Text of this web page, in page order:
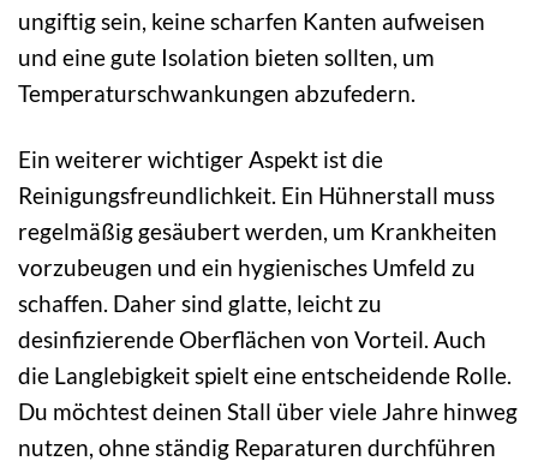
ungiftig sein, keine scharfen Kanten aufweisen
und eine gute Isolation bieten sollten, um
Temperaturschwankungen abzufedern.
Ein weiterer wichtiger Aspekt ist die
Reinigungsfreundlichkeit. Ein Hühnerstall muss
regelmäßig gesäubert werden, um Krankheiten
vorzubeugen und ein hygienisches Umfeld zu
schaffen. Daher sind glatte, leicht zu
desinfizierende Oberflächen von Vorteil. Auch
die Langlebigkeit spielt eine entscheidende Rolle.
Du möchtest deinen Stall über viele Jahre hinweg
nutzen, ohne ständig Reparaturen durchführen